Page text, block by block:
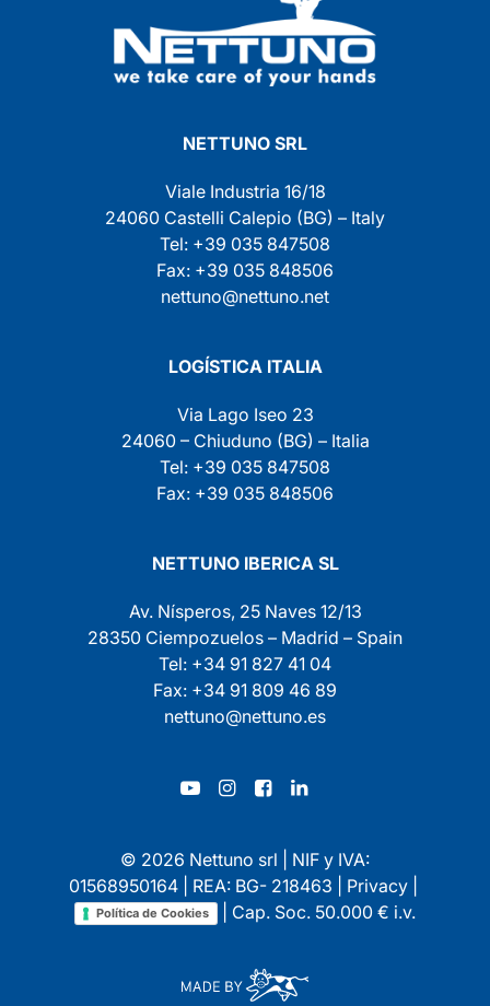
NETTUNO SRL
Viale Industria 16/18
24060 Castelli Calepio (BG) – Italy
Tel: +39 035 847508
Fax: +39 035 848506
nettuno@nettuno.net
LOGÍSTICA ITALIA
Via Lago Iseo 23
24060 – Chiuduno (BG) – Italia
Tel: +39 035 847508
Fax: +39 035 848506
NETTUNO IBERICA SL
Av. Nísperos, 25 Naves 12/13
28350 Ciempozuelos – Madrid – Spain
Tel: +34 91 827 41 04
Fax: +34 91 809 46 89
nettuno@nettuno.es
© 2026 Nettuno srl | NIF y IVA:
01568950164 | REA: BG- 218463 | Privacy|
Política de Cookies | Cap. Soc. 50.000 € i.v.